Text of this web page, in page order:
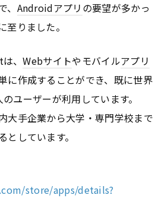
Androidアプリ の要望が多かっ
至りました。
は、Webサイトやモバイルアプリ
に作成することができ、既に世界
ユーザーが利用しています。
大手企業から大学・専門学校まで
しています。
store/apps/details?